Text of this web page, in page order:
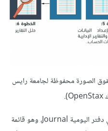
(حقوق الصورة محفوظة لجامعة رايس
وبعد ذلك، تُسجَّلُ كلُ معاملةٍ مالية في دفتر اليومية Journal، وهو قائمة